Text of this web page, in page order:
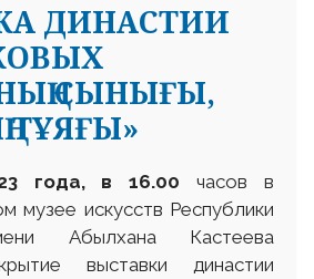
ДИНАСТИИ
СЫНЫҒЫ,
ТҰЯҒЫ»
года, в 16.00 часов в
музее искусств Республики
Абылхана Кастеева
выставки династии